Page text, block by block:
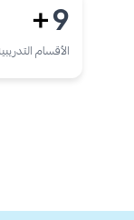
9
+
الأقسام التدريبية